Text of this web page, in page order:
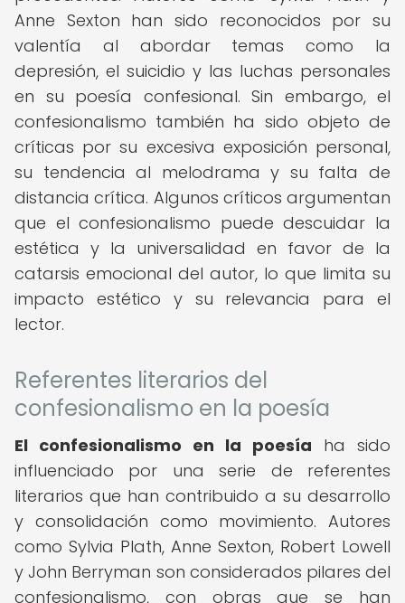
Anne Sexton han sido reconocidos por su
valentía al abordar temas como la
depresión, el suicidio y las luchas personales
en su poesía confesional. Sin embargo, el
confesionalismo también ha sido objeto de
críticas por su excesiva exposición personal,
su tendencia al melodrama y su falta de
distancia crítica. Algunos críticos argumentan
que el confesionalismo puede descuidar la
estética y la universalidad en favor de la
catarsis emocional del autor, lo que limita su
impacto estético y su relevancia para el
lector.
Referentes literarios del
confesionalismo en la poesía
El confesionalismo en la poesía ha sido
influenciado por una serie de referentes
literarios que han contribuido a su desarrollo
y consolidación como movimiento. Autores
como Sylvia Plath, Anne Sexton, Robert Lowell
y John Berryman son considerados pilares del
confesionalismo, con obras que se han